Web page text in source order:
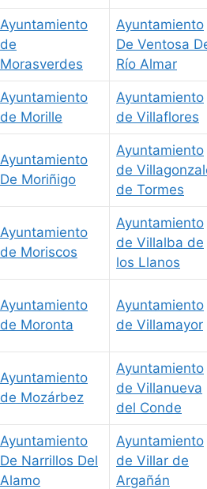
Ayuntamiento
de
Morasverdes
Ayuntamiento
De Ventosa
Río Almar
Ayuntamiento
de Morille
Ayuntamiento
de Villaflores
Ayuntamiento
De Moriñigo
Ayuntamiento
de
de Tormes
Ayuntamiento
de Moriscos
Ayuntamiento
de Villalba de
los Llanos
Ayuntamiento
de Moronta
Ayuntamiento
de Villamayor
Ayuntamiento
de Mozárbez
Ayuntamiento
de Villanueva
del Conde
Ayuntamiento
De Narrillos Del
Alamo
Ayuntamiento
de Villar de
Argañán